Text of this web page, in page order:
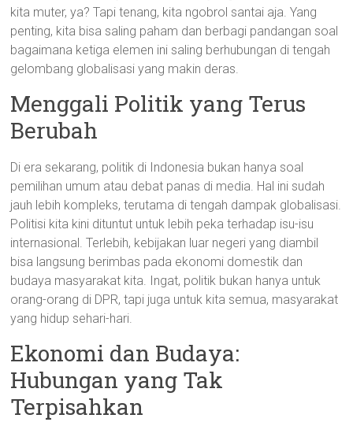
kita muter, ya? Tapi tenang, kita ngobrol santai aja. Yang
penting, kita bisa saling paham dan berbagi pandangan soal
bagaimana ketiga elemen ini saling berhubungan di tengah
gelombang globalisasi yang makin deras.
Menggali Politik yang Terus
Berubah
Di era sekarang, politik di Indonesia bukan hanya soal
pemilihan umum atau debat panas di media. Hal ini sudah
jauh lebih kompleks, terutama di tengah dampak globalisasi.
Politisi kita kini dituntut untuk lebih peka terhadap isu-isu
internasional. Terlebih, kebijakan luar negeri yang diambil
bisa langsung berimbas pada ekonomi domestik dan
budaya masyarakat kita. Ingat, politik bukan hanya untuk
orang-orang di DPR, tapi juga untuk kita semua, masyarakat
yang hidup sehari-hari.
Ekonomi dan Budaya:
Hubungan yang Tak
Terpisahkan